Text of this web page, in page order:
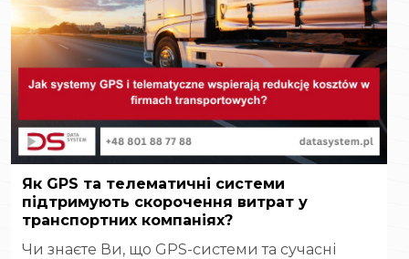
Як GPS та телематичні системи
підтримують скорочення витрат у
транспортних компаніях?
Чи знаєте Ви, що GPS-системи та сучасні